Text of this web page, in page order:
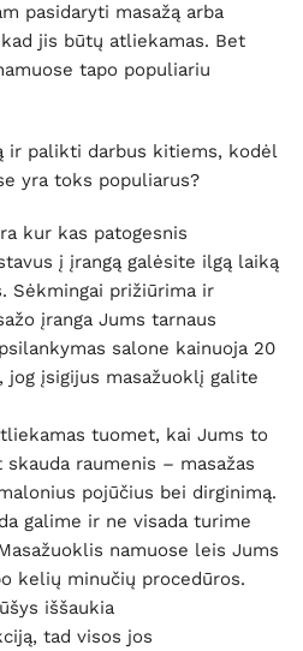
pasidaryti masažą arba
jis būtų atliekamas. Bet
tapo populiariu
ir palikti darbus kitiems, kodėl
yra toks populiarus?
kur kas patogesnis
į įrangą galėsite ilgą laiką
Sėkmingai prižiūrima ir
įranga Jums tarnaus
salone kainuoja 20
jog įsigijus masažuoklį galite
tuomet, kai Jums to
raumenis – masažas
pojūčius bei dirginimą.
galime ir ne visada turime
namuose leis Jums
kelių minučių procedūros.
iššaukia
tad visos jos